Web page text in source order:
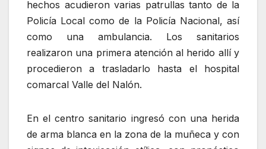
hechos acudieron varias patrullas tanto de la
Policía Local como de la Policía Nacional, así
como una ambulancia. Los sanitarios
realizaron una primera atención al herido allí y
procedieron a trasladarlo hasta el hospital
comarcal Valle del Nalón.
En el centro sanitario ingresó con una herida
de arma blanca en la zona de la muñeca y con